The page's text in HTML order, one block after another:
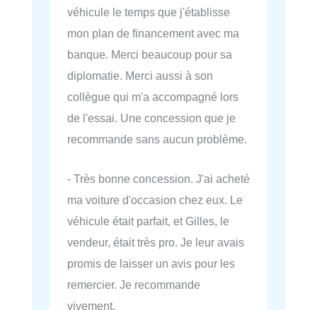
véhicule le temps que j'établisse
mon plan de financement avec ma
banque. Merci beaucoup pour sa
diplomatie. Merci aussi à son
collègue qui m'a accompagné lors
de l'essai. Une concession que je
recommande sans aucun problème.
- Très bonne concession. J'ai acheté
ma voiture d'occasion chez eux. Le
véhicule était parfait, et Gilles, le
vendeur, était très pro. Je leur avais
promis de laisser un avis pour les
remercier. Je recommande
vivement.